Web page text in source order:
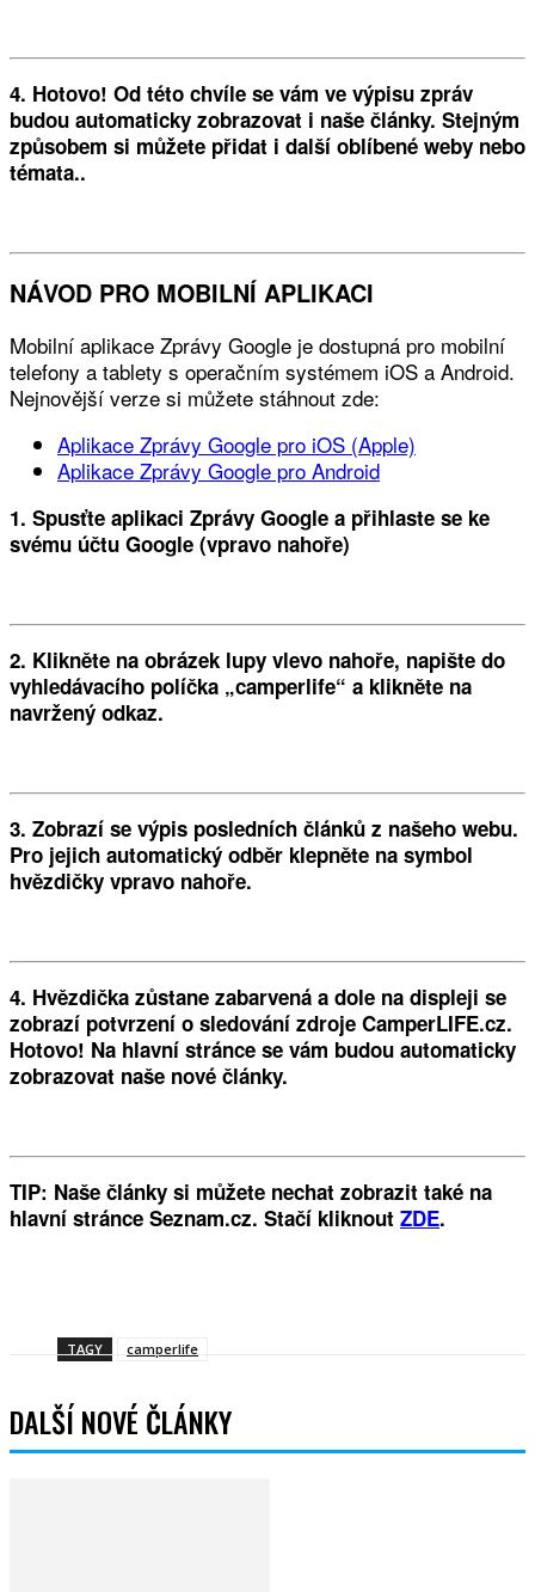
4. Hotovo! Od této chvíle se vám ve výpisu zpráv
budou automaticky zobrazovat i naše články. Stejným
způsobem si můžete přidat i další oblíbené weby nebo
témata..
NÁVOD PRO MOBILNÍ APLIKACI
Mobilní aplikace Zprávy Google je dostupná pro mobilní
telefony a tablety s operačním systémem iOS a Android.
Nejnovější verze si můžete stáhnout zde:
Aplikace Zprávy Google pro iOS (Apple)
Aplikace Zprávy Google pro Android
1. Spusťte aplikaci Zprávy Google a přihlaste se ke
svému účtu Google (vpravo nahoře)
2. Klikněte na obrázek lupy vlevo nahoře, napište do
vyhledávacího políčka „camperlife“ a klikněte na
navržený odkaz.
3. Zobrazí se výpis posledních článků z našeho webu.
Pro jejich automatický odběr klepněte na symbol
hvězdičky vpravo nahoře.
4. Hvězdička zůstane zabarvená a dole na displeji se
zobrazí potvrzení o sledování zdroje CamperLIFE.cz.
Hotovo! Na hlavní stránce se vám budou automaticky
zobrazovat naše nové články.
TIP: Naše články si můžete nechat zobrazit také na
hlavní stránce Seznam.cz. Stačí kliknout ZDE.
TAGY camperlife
DALŠÍ NOVÉ ČLÁNKY